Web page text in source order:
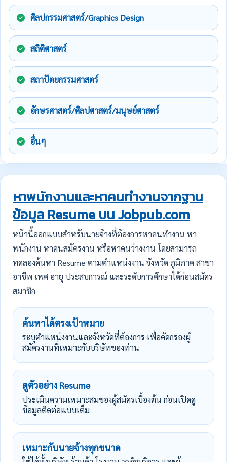
ศิลปกรรมศาสตร์/Graphics Design
สถิติศาสตร์
สถาปัตยกรรมศาสตร์
อักษรศาสตร์/ศิลปศาสตร์/มนุษย์ศาสตร์
อื่นๆ
หาพนักงานและหาคนทำงานจากฐาน
ข้อมูล Resume บน Jobpub.com
หน้านี้ออกแบบสำหรับนายจ้างที่ต้องการหาคนทำงาน หา
พนักงาน หาคนสมัครงาน หรือหาคนว่างงาน โดยสามารถ
ทดลองค้นหา Resume ตามตำแหน่งงาน จังหวัด ภูมิภาค สาขา
อาชีพ เพศ อายุ ประสบการณ์ และระดับการศึกษาได้ก่อนสมัคร
สมาชิก
ค้นหาได้ตรงเป้าหมาย
ระบุตำแหน่งงานและจังหวัดที่ต้องการ เพื่อคัดกรองผู้
สมัครงานที่เหมาะกับบริษัทของท่าน
ดูตัวอย่าง Resume
ประเมินความเหมาะสมของผู้สมัครเบื้องต้น ก่อนเปิดดู
ข้อมูลติดต่อแบบเต็ม
เหมาะกับนายจ้างทุกขนาด